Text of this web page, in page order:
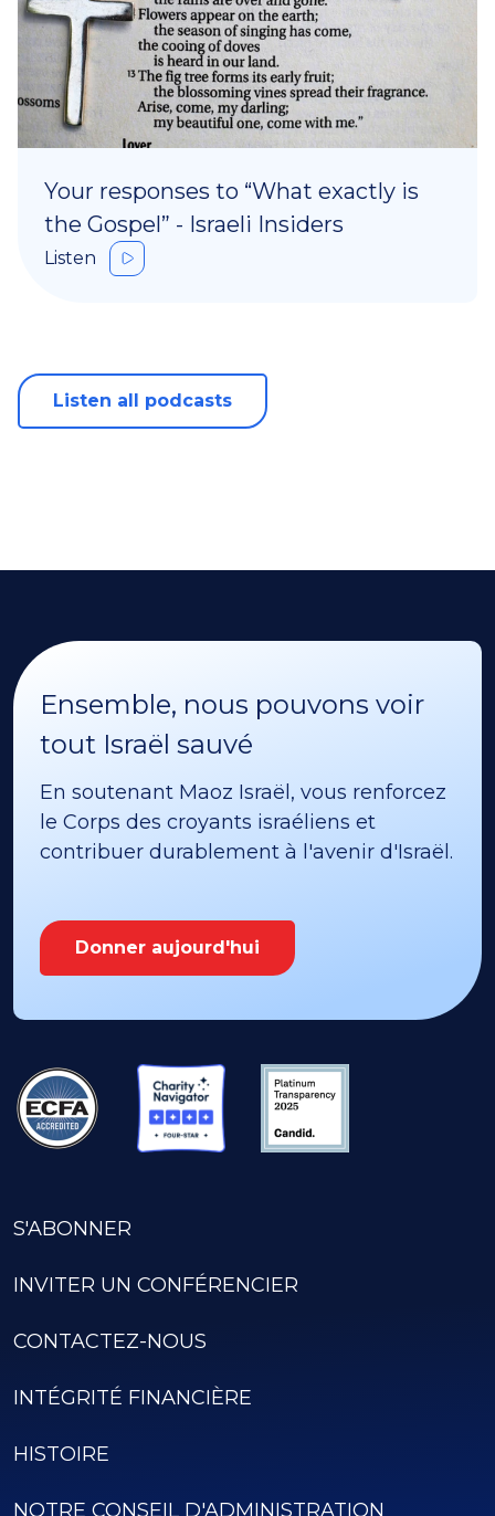
Your responses to “What exactly is
the Gospel” - Israeli Insiders
Listen
Listen all podcasts
Ensemble, nous pouvons voir
tout Israël sauvé
En soutenant Maoz Israël, vous renforcez
le Corps des croyants israéliens et
contribuer durablement à l'avenir d'Israël.
Donner aujourd'hui
S'ABONNER
INVITER UN CONFÉRENCIER
CONTACTEZ-NOUS
INTÉGRITÉ FINANCIÈRE
HISTOIRE
NOTRE CONSEIL D'ADMINISTRATION